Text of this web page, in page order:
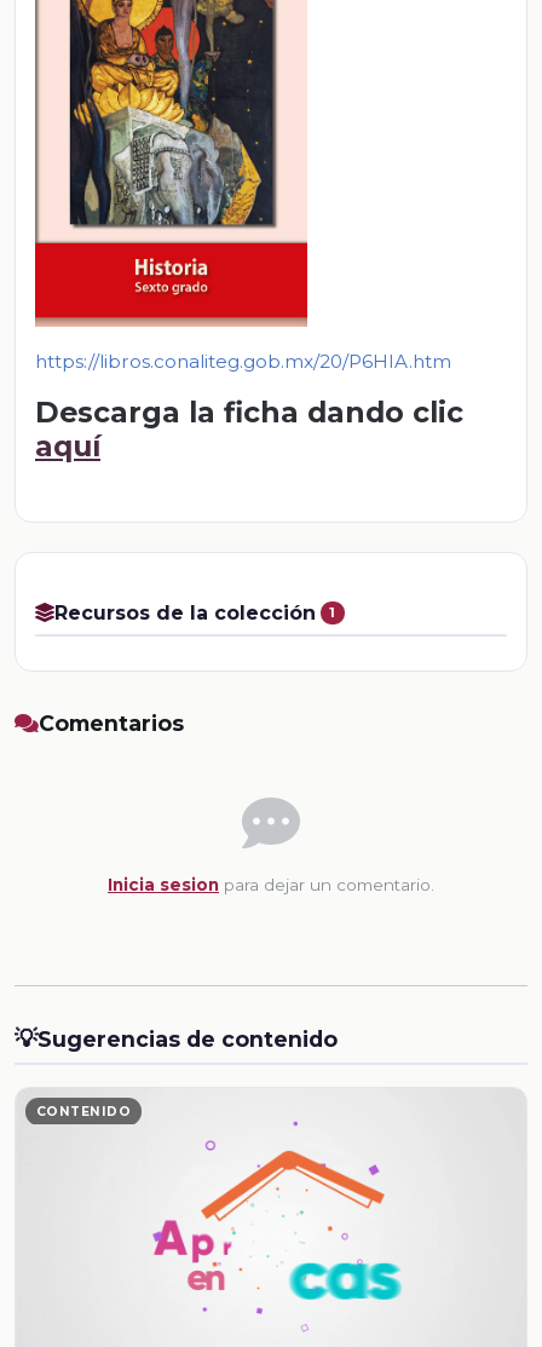
https://libros.conaliteg.gob.mx/20/P6HIA.htm
Descarga la ficha dando clic
aquí
Recursos de la colección 1
Comentarios
Inicia sesion para dejar un comentario.
💡Sugerencias de contenido
CONTENIDO